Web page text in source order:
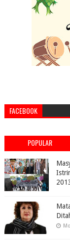
FACEBOOK
POPULAR